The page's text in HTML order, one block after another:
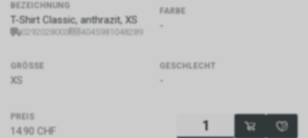
BEZEICHNUNG
T-Shirt Classic, anthrazit, XS
0292028003 4045981048289
FARBE
-
GRÖSSE
XS
GESCHLECHT
-
PREIS
14.90 CHF